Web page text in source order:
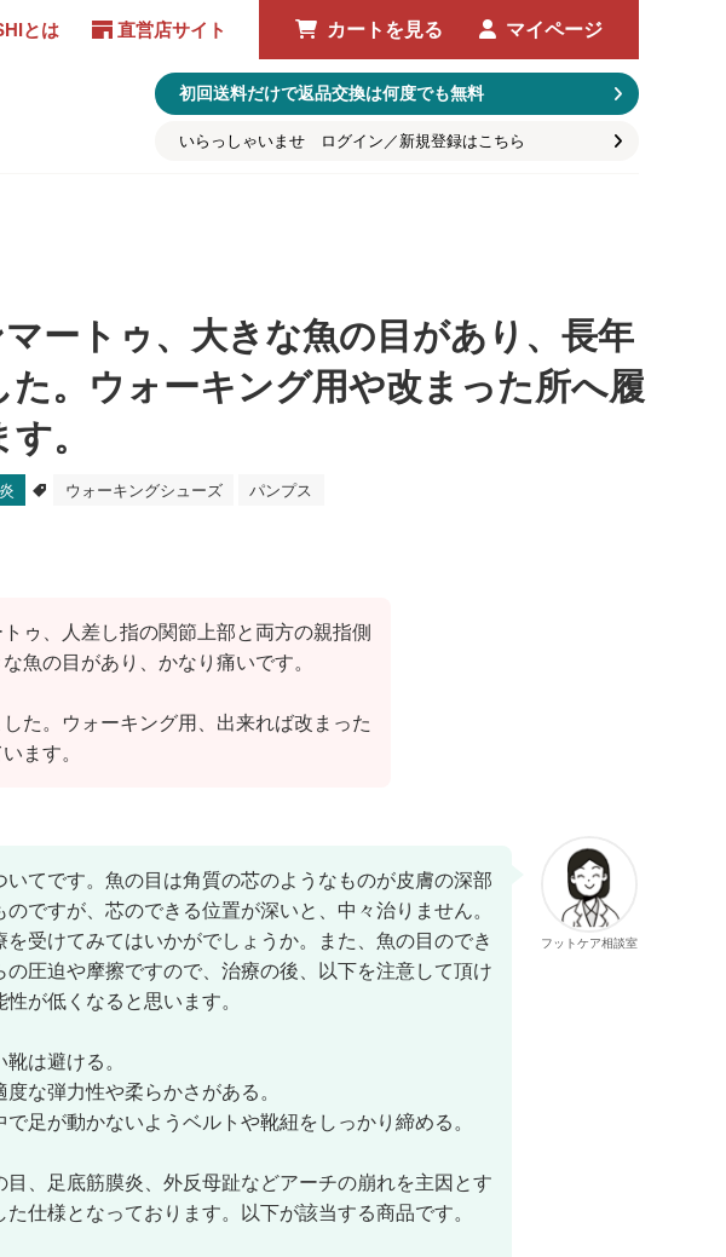
とは 直営店サイト カートを見る マイページ
初回送料だけで返品交換は何度でも無料
いらっしゃいませ ログイン／新規登録はこちら
ートゥ、大きな魚の目があり、長年
。ウォーキング用や改まった所へ履
。
ウォーキングシューズ パンプス
ゥ、人差し指の関節上部と両方の親指側
魚の目があり、かなり痛いです。
た。ウォーキング用、出来れば改まった
ます。
フットケア相談室
いてです。魚の目は角質の芯のようなものが皮膚の深部
のですが、芯のできる位置が深いと、中々治りません。
を受けてみてはいかがでしょうか。また、魚の目のでき
の圧迫や摩擦ですので、治療の後、以下を注意して頂け
が低くなると思います。
靴は避ける。
度な弾力性や柔らかさがある。
で足が動かないようベルトや靴紐をしっかり締める。
目、足底筋膜炎、外反母趾などアーチの崩れを主因とす
た仕様となっております。以下が該当する商品です。